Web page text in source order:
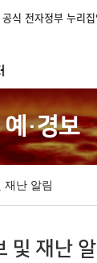
식 전자정부 누리
예·경보
재난 알림
및 재난